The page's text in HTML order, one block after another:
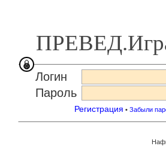
Логин
Пароль
Регистрация • Забыли